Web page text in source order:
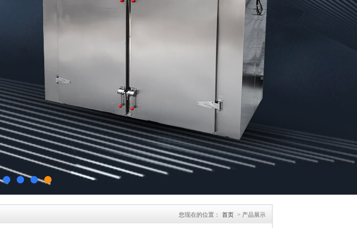
您现在的位置： 首页 > 产品展示